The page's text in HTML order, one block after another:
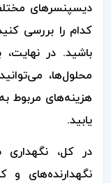
دیسپنسرهای
کدام را بررسی
باشید. در نهایت،
محلول‌ها،
هزینه‌های مربوط
یابید.
در کل، نگهداری
نگهدارنده‌های